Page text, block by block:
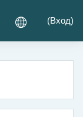
(Вход)